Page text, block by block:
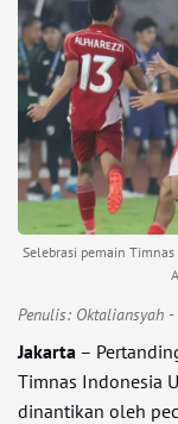
Selebrasi pemain
Penulis: Oktaliansyah -
Jakarta –
Timnas Indonesia
dinantikan oleh